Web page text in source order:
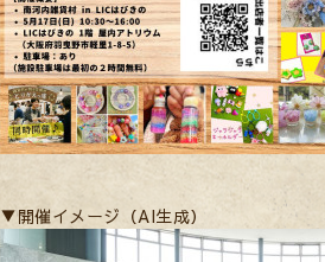
▼開催イメージ（AI生成）